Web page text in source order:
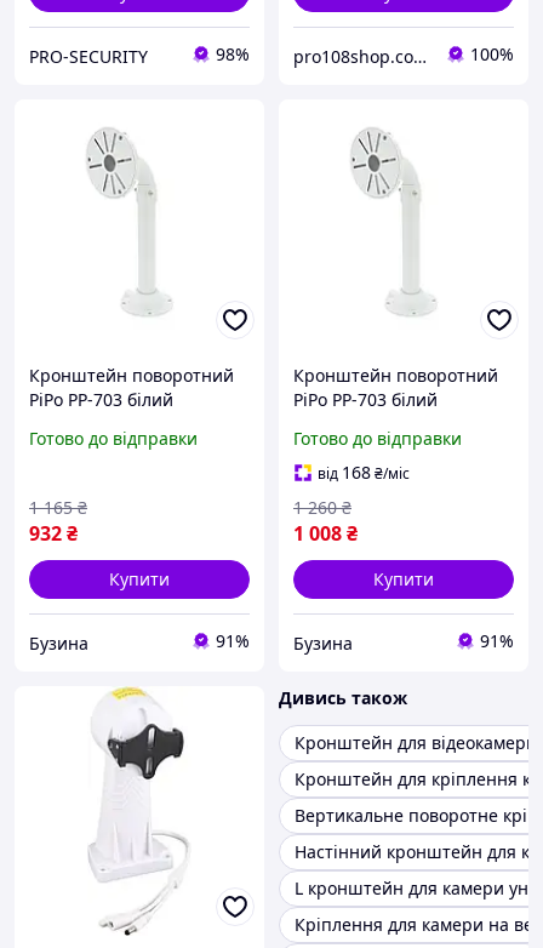
PRO-SECURITY 98% pro108shop.com.ua товари для всієї родини 100%
Кронштейн поворотний
PiPo PP-703 білий
Готово до відправки
932₴
1 165 ₴
Купити
Бузина 91%
Кронштейн поворотний
PiPo PP-703 білий
Готово до відправки
від 168₴/міс
1 008₴
1 260 ₴
Купити
Бузина 91%
Дивись також
Кронштейн для відеокамери
Кронштейн для кріплення
Вертикальне поворотне
Настінний кронштейн для
L кронштейн для камери
Кріплення для камери на